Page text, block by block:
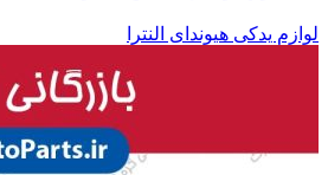
لوازم یدکی هیوندای النترا